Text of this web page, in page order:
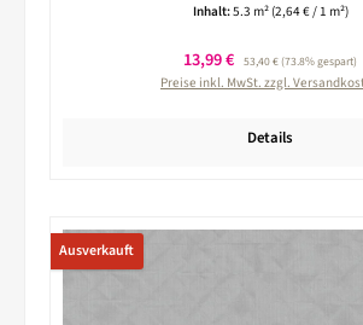
Inhalt:5.3 m² (2,64 € / 1 m²)
Verkaufspreis:
13,99 € Regulärer Preis:
53,40 €(73.8% gespart)
Preise inkl. MwSt. zzgl.
Details
Ausverkauft